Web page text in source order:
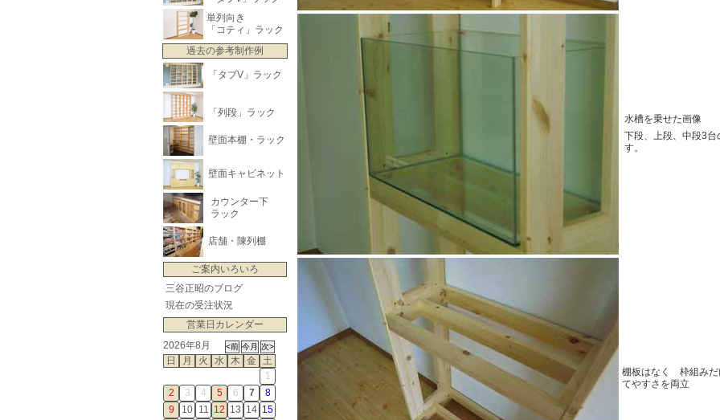
単列向き
「コティ」ラック
過去の参考制作例
「タブV」ラック
「列段」ラック
壁面本棚・ラック
壁面キャビネット
カウンター下
ラック
店舗・陳列棚
ご案内いろいろ
三谷正昭のブログ
現在の受注状況
営業日カレンダー
2026年8月
日
月 火 水 木 金
土
1
2
3 4 5 6 7
8
9
10 11 12 13 14 15
水槽を乗せた画像
下段、上段、中段3台
す。
棚板はなく 枠組みだ
てやすさを両立